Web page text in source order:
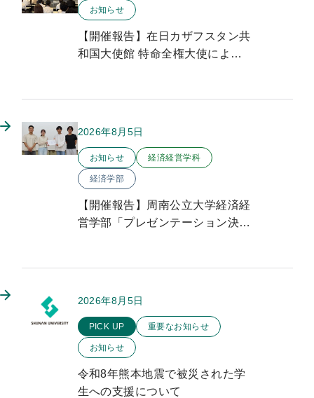
お知らせ
【開催報告】在日カザフスタン共
和国大使館 特命全権大使による
2026年8月5日
このお知らせのカテゴリー
お知らせ 経済経営学科
経済学部
【開催報告】周南公立大学経済経
営学部「プレゼンテーション決勝
2026年8月5日
このお知らせのカテゴリー
PICK UP 重要なお知らせ
お知らせ
令和8年熊本地震で被災された学
生への支援について